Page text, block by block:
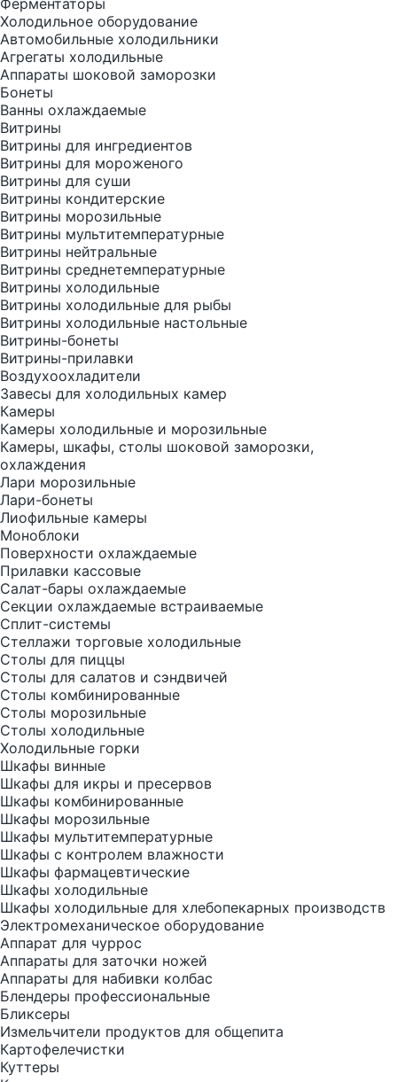
Ферментаторы
Холодильное оборудование
Автомобильные холодильники
Агрегаты холодильные
Аппараты шоковой заморозки
Бонеты
Ванны охлаждаемые
Витрины
Витрины для ингредиентов
Витрины для мороженого
Витрины для суши
Витрины кондитерские
Витрины морозильные
Витрины мультитемпературные
Витрины нейтральные
Витрины среднетемпературные
Витрины холодильные
Витрины холодильные для рыбы
Витрины холодильные настольные
Витрины-бонеты
Витрины-прилавки
Воздухоохладители
Завесы для холодильных камер
Камеры
Камеры холодильные и морозильные
Камеры, шкафы, столы шоковой заморозки,
охлаждения
Лари морозильные
Лари-бонеты
Лиофильные камеры
Моноблоки
Поверхности охлаждаемые
Прилавки кассовые
Салат-бары охлаждаемые
Секции охлаждаемые встраиваемые
Сплит-системы
Стеллажи торговые холодильные
Столы для пиццы
Столы для салатов и сэндвичей
Столы комбинированные
Столы морозильные
Столы холодильные
Холодильные горки
Шкафы винные
Шкафы для икры и пресервов
Шкафы комбинированные
Шкафы морозильные
Шкафы мультитемпературные
Шкафы с контролем влажности
Шкафы фармацевтические
Шкафы холодильные
Шкафы холодильные для хлебопекарных производств
Электрoмеханическое оборудование
Аппарат для чуррос
Аппараты для заточки ножей
Аппараты для набивки колбас
Блендеры профессиональные
Бликсеры
Измельчители продуктов для общепита
Картофелечистки
Куттеры